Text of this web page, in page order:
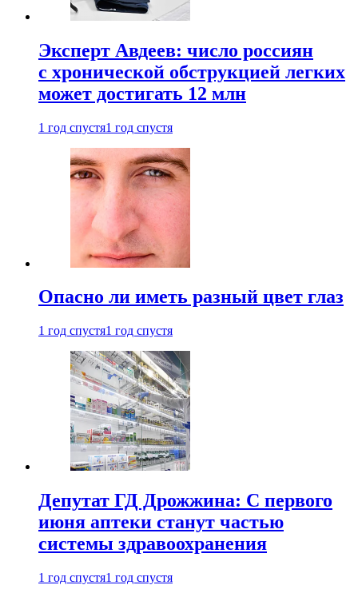
Эксперт Авдеев: число россиян
с хронической обструкцией легких
может достигать 12 млн
1 год спустя1 год спустя
Опасно ли иметь разный цвет глаз
1 год спустя1 год спустя
Депутат ГД Дрожжина: С первого
июня аптеки станут частью
системы здравоохранения
1 год спустя1 год спустя